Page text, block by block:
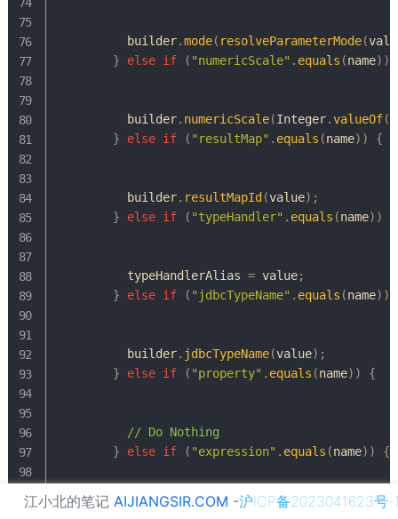
          builder
.mode( resolveParameterMode(
}
else if ( "numericScale" . equals (name) )
          builder
. numericScale(Integer.valueOf(
}
else if ( "resultMap" . equals (name) ) {
          builder
. resultMapId (value) ;
}
else if ( "typeHandler" . equals (name) )
          typeHandlerAlias
= value;
}
else if ( "jdbcTypeName" . equals (name) )
          builder
. jdbcTypeName(value) ;
}
else if ( "property" . equals (name) ) {
// Do Nothing
}
else if ( "expression" . equals (name) ) {
throw new BuilderException(
江小北的笔记 AIJIANGSIR.COM -沪ICP备2023041623号-